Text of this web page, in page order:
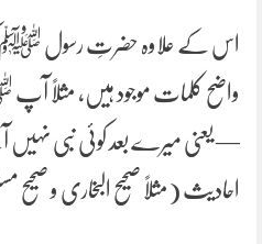
اس کے علاوہ حضرتِ رسول ﷺ کی
واضح کلمات موجود ہیں، مثلاً
— یعنی میرے بعد کوئی نبی نہیں
احادیث (مثلاً صحیح البخاری و